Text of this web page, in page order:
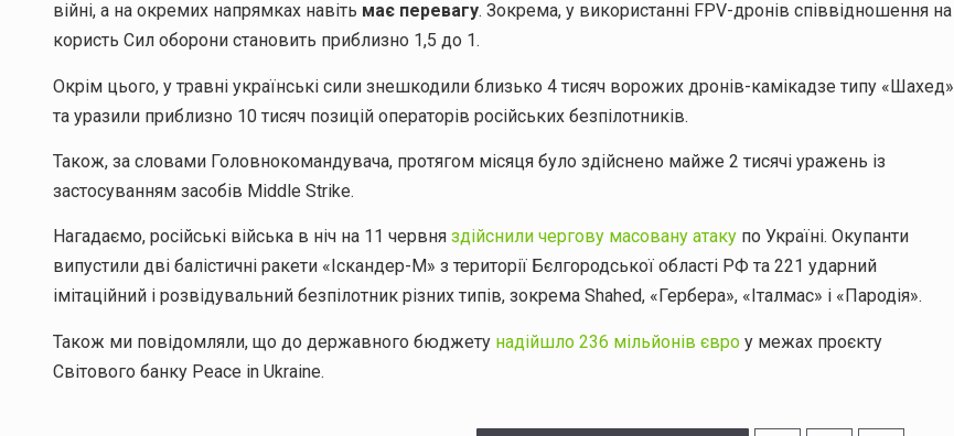
війні, а на окремих напрямках навіть має перевагу. Зокрема, у використанні FPV-дронів співвідношення на
користь Сил оборони становить приблизно 1,5 до 1.
Окрім цього, у травні українські сили знешкодили близько 4 тисяч ворожих дронів-камікадзе типу «Шахед»
та уразили приблизно 10 тисяч позицій операторів російських безпілотників.
Також, за словами Головнокомандувача, протягом місяця було здійснено майже 2 тисячі уражень із
застосуванням засобів Middle Strike.
Нагадаємо, російські війська в ніч на 11 червня здійснили чергову масовану атаку по Україні. Окупанти
випустили дві балістичні ракети «Іскандер-М» з території Бєлгородської області РФ та 221 ударний
імітаційний і розвідувальний безпілотник різних типів, зокрема Shahed, «Гербера», «Італмас» і «Пародія».
Також ми повідомляли, що до державного бюджету надійшло 236 мільйонів євро у межах проєкту
Світового банку Peace in Ukraine.